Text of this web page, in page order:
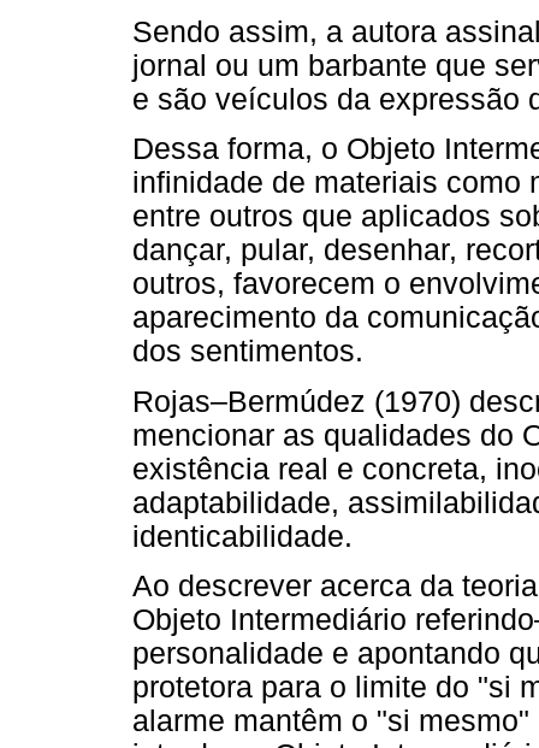
Sendo assim, a autora
jornal ou um barbante que
e são veículos da expressão
Dessa forma, o Objeto
infinidade de materiais como
entre outros que aplicados
dançar, pular, desenhar,
outros, favorecem o
aparecimento da
dos sentimentos.
Rojas–Bermúdez (1970)
mencionar as qualidades do
existência real e concreta,
adaptabilidade,
identicabilidade.
Ao descrever acerca da
Objeto Intermediário
personalidade e apontando
protetora para o limite do "si
alarme mantêm o "si